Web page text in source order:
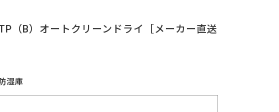
（B）オートクリーンドライ［メーカー直送
湿庫